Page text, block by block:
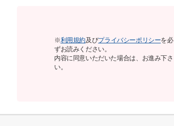
※利用規約及びプライバシーポリシーを必
ずお読みください。
内容に同意いただいた場合は、お進み下さ
い。